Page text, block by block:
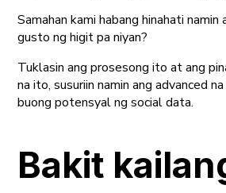
Samahan kami habang hinahati
gusto ng higit pa niyan?
Tuklasin ang prosesong ito at ang
na ito, susuriin namin ang advanced
buong potensyal ng social data.
Bakit